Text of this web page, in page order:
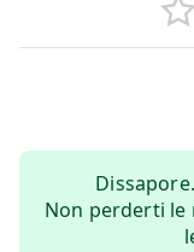
Non perderti le